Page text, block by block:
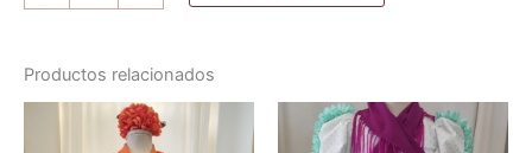
Productos relacionados